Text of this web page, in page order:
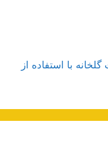
با استفاده از